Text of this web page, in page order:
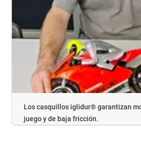
Los casquillos iglidur® garantizan
juego y de baja fricción.